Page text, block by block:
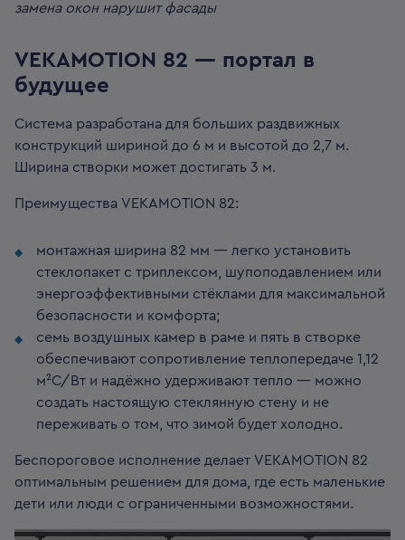
замена окон нарушит фасады
VEKAMOTION 82 — портал в
будущее
Система разработана для больших раздвижных
конструкций шириной до 6 м и высотой до 2,7 м.
Ширина створки может достигать 3 м.
Преимущества VEKAMOTION 82:
монтажная ширина 82 мм — легко установить
стеклопакет с триплексом, шупоподавлением или
энергоэффективными стёклами для максимальной
безопасности и комфорта;
семь воздушных камер в раме и пять в створке
обеспечивают сопротивление теплопередаче 1,12
м²С/Вт и надёжно удерживают тепло — можно
создать настоящую стеклянную стену и не
переживать о том, что зимой будет холодно.
Беспороговое исполнение делает VEKAMOTION 82
оптимальным решением для дома, где есть маленькие
дети или люди с ограниченными возможностями.